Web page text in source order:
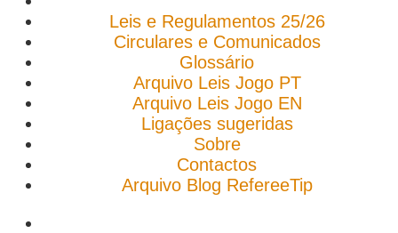
Leis e Regulamentos 25/26
Circulares e Comunicados
Glossário
Arquivo Leis Jogo PT
Arquivo Leis Jogo EN
Ligações sugeridas
Sobre
Contactos
Arquivo Blog RefereeTip